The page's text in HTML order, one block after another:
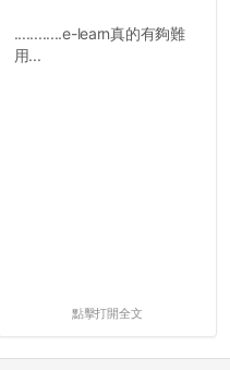
............e-learn真的有夠難
用...
點擊打開全文